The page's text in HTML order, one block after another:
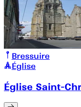
Bressuire
Église
Église Saint-